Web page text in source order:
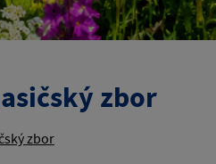
zbor
zbor